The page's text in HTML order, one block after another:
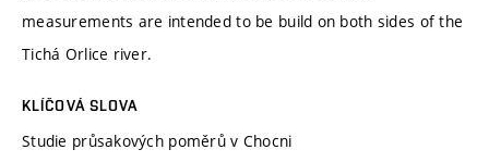
measurements are intended to be build on both sides of the
Tichá Orlice river.
KLÍČOVÁ SLOVA
Studie průsakových poměrů v Chocni